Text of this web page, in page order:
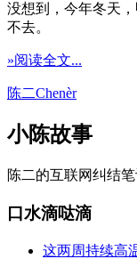
没想到，今年冬天
不去。
»阅读全文...
陈二Chenèr
小陈故事
陈二的互联网纠结
口水滴哒滴
这两周持续高